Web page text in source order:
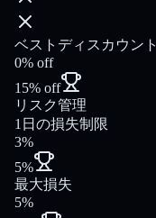
ベストディスカウント
0% off
15% off
リスク管理
1日の損失制限
3%
5%
最大損失
5%